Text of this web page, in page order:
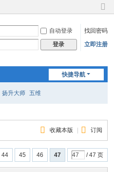
切
到
窄
自动登录
找回密码
登录 立即注册
快捷导航
扬升大师 五维
收藏本版 订阅
44 45 46 47 / 47 页